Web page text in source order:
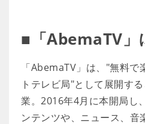
■「AbemaTV」
「AbemaTV」は、"無料で
トテレビ局"として展開す
業。2016年4月に本開局し
ンテンツや、ニュース、音